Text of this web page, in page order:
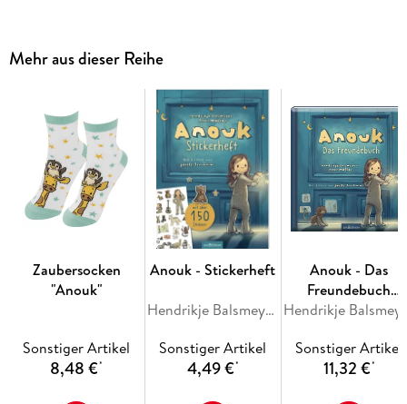
Mehr aus dieser Reihe
Zaubersocken
"Anouk"
Sonstiger Artikel
8,48 €*
Anouk - Stickerheft
Hendrikje Balsmeyer, Peter Maffay
Sonstiger Artikel
4,49 €*
Anouk - Das
Freundebuch
(Anouk)
Sonstiger Artikel
11,32 €*